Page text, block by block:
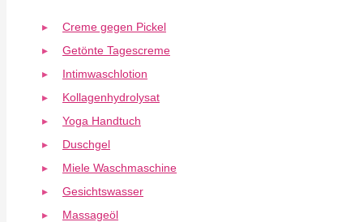
Creme gegen Pickel
Getönte Tagescreme
Intimwaschlotion
Kollagenhydrolysat
Yoga Handtuch
Duschgel
Miele Waschmaschine
Gesichtswasser
Massageöl